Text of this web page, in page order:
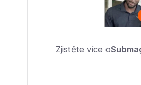
Zjistěte více o